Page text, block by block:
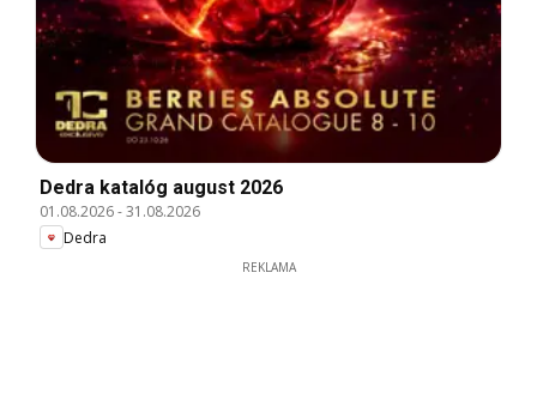
Dedra katalóg august 2026
01.08.2026-31.08.2026
Dedra
REKLAMA